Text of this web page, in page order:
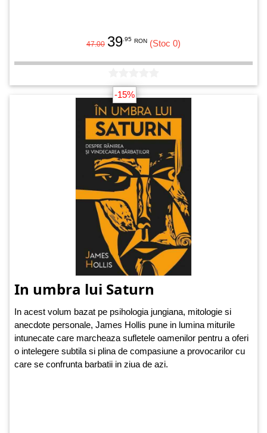
47.00 39 .95 RON (Stoc 0)
-15%
In umbra lui Saturn
In acest volum bazat pe psihologia jungiana, mitologie si
anecdote personale, James Hollis pune in lumina miturile
intunecate care marcheaza sufletele oamenilor pentru a oferi
o intelegere subtila si plina de compasiune a provocarilor cu
care se confrunta barbatii in ziua de azi.